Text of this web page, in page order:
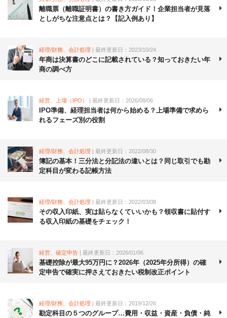
離職票（離職証明書）の書き方ガイド！企業担当者が見落
としがちな注意点とは？【記入例あり】
経理/財務、会計処理 | 最終更新日：2023/10/24
年商は決算書のどこに記載されている？知っておきたい年
商の調べ方
経営、上場（IPO） | 最終更新日：2026/08/06
IPO準備、経理担当者は何から始める？上場準備で求めら
れるフェーズ別の役割
経理/財務、会計処理 | 最終更新日：2022/08/30
簿記の基本！三分法と分記法の違いとは？同じ取引でも勘
定科目が変わる記帳方法
経理/財務、会計処理 | 最終更新日：2022/03/08
その収入印紙、実は貼らなくていいかも？領収書に貼付す
る収入印紙の基礎をチェック！
経営、確定申告 | 最終更新日：2026/01/06
基礎控除が最大95万円に？2026年（2025年分所得）の確
定申告で確実に押さえておきたい税制改正ポイント
経理/財務、会計処理 | 最終更新日：2019/12/26
勘定科目の５つのグループ…費用・収益・資産・負債・純